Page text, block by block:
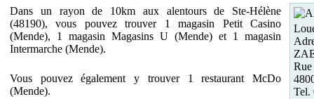
Dans un rayon de 10km aux alentours de Ste-Hélène
(48190), vous pouvez trouver 1 magasin Petit Casino
(Mende), 1 magasin Magasins U (Mende) et 1 magasin
Intermarche (Mende).
Vous pouvez également y trouver 1 restaurant McDo
(Mende).
Tel.